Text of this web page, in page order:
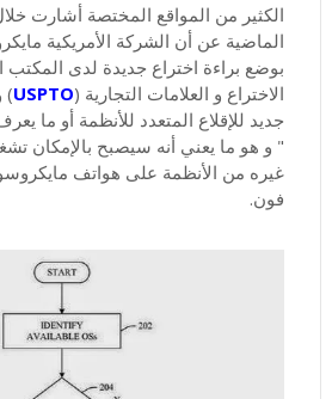
الكثير من المواقع المختصة أشارت خلال
الماضية عن أن الشركة الأمريكية
بوضع براءة اختراع جديدة لدى المكتب
الاختراع و العلامات التجارية (USPTO
)
" و هو ما يعني أنه سيصبح بالإمكان
غيره من الأنظمة على هواتف
فون.